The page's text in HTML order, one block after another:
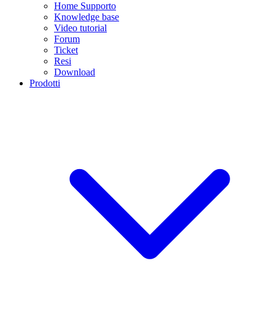
Home Supporto
Knowledge base
Video tutorial
Forum
Ticket
Resi
Download
Prodotti